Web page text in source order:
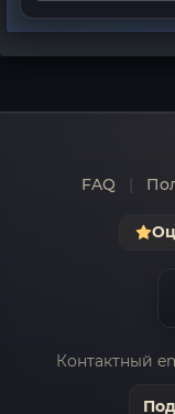
FAQ
Контактный